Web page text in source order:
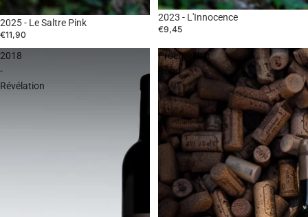
2025 - Le Saltre Pink
€11,90
2023 - L'Innocence
€9,45
2018
-
Révélation
Proefpakket
Rood